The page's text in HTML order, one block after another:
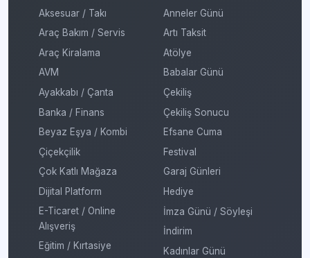
Aksesuar / Takı
Araç Bakım / Servis
Araç Kiralama
AVM
Ayakkabı / Çanta
Banka / Finans
Beyaz Eşya / Kombi
Çiçekçilik
Çok Katlı Mağaza
Dijital Platform
E-Ticaret / Online
Alışveriş
Eğitim / Kırtasiye
Anneler Günü
Artı Taksit
Atölye
Babalar Günü
Çekiliş
Çekiliş Sonucu
Efsane Cuma
Festival
Garaj Günleri
Hediye
İmza Günü / Söyleşi
İndirim
Kadınlar Günü